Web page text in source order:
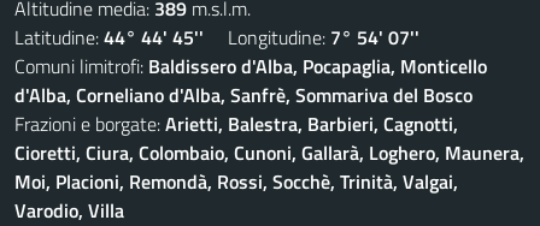
Altitudine media: 389 m.s.l.m.
Latitudine:44° 44' 45'' Longitudine: 7° 54' 07''
Comuni limitrofi: Baldissero d'Alba, Pocapaglia, Monticello
d'Alba, Corneliano d'Alba, Sanfrè, Sommariva del Bosco
Frazioni e borgate:Arietti, Balestra, Barbieri, Cagnotti,
Cioretti, Ciura, Colombaio, Cunoni, Gallarà, Loghero, Maunera,
Moi, Placioni, Remondà, Rossi, Socchè, Trinità, Valgai,
Varodio, Villa